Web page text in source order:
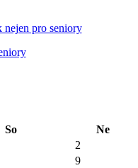
nejen pro seniory
So
Ne
2
9